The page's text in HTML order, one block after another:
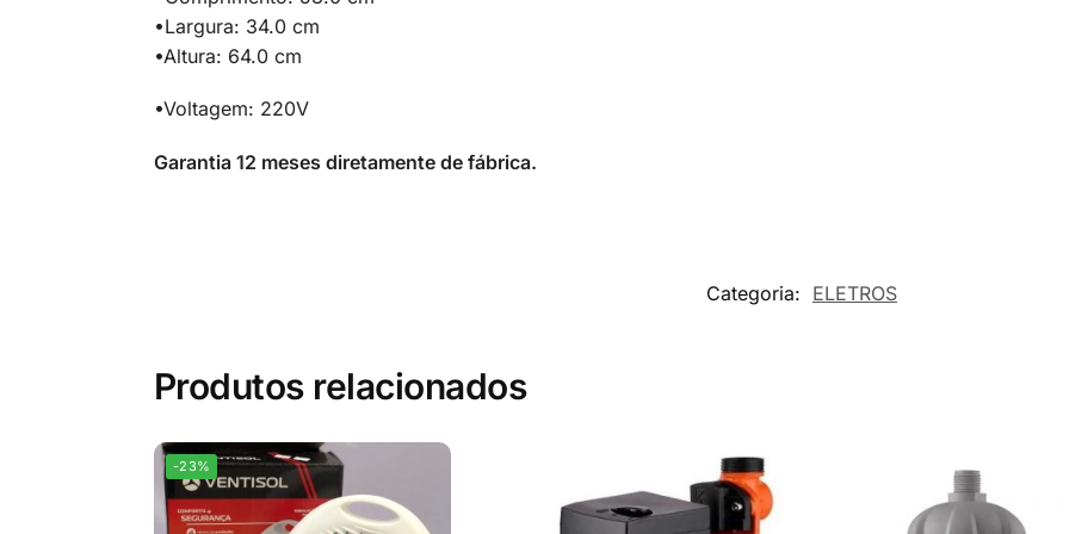
•Largura: 34.0 cm
•Altura: 64.0 cm
•Voltagem: 220V
Garantia 12 meses diretamente de fábrica.
Categoria: ELETROS
Produtos relacionados
-23%